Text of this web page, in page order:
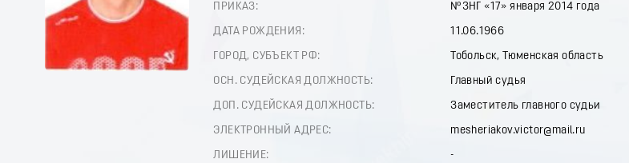
ПРИКАЗ: №3НГ «17» января 2014 года
ДАТА РОЖДЕНИЯ: 11.06.1966
ГОРОД, СУБЪЕКТ РФ: Тобольск, Тюменская область
ОСН. СУДЕЙСКАЯ ДОЛЖНОСТЬ: Главный судья
ДОП. СУДЕЙСКАЯ ДОЛЖНОСТЬ: Заместитель главного судьи
ЭЛЕКТРОННЫЙ АДРЕС: mesheriakov.victor@mail.ru
ЛИШЕНИЕ: -